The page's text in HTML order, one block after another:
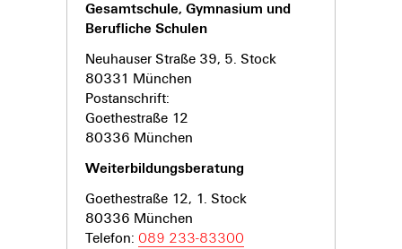
Gesamtschule, Gymnasium und
Berufliche Schulen
Neuhauser Straße 39, 5. Stock
80331 München
Postanschrift:
Goethestraße 12
80336 München
Weiterbildungsberatung
Goethestraße 12, 1. Stock
80336 München
Telefon: 089 233-83300